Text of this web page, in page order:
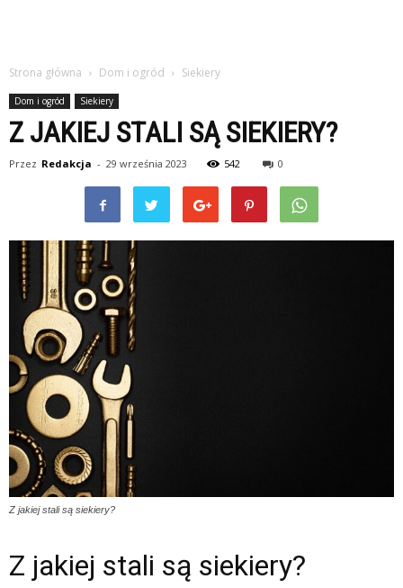
Strona główna Dom i ogród Siekiery
Dom i ogród Siekiery
Z JAKIEJ STALI SĄ SIEKIERY?
Przez Redakcja - 29 września 2023 542 0
Z jakiej stali są siekiery?
Z jakiej stali są siekiery?